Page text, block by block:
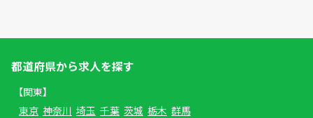
都道府県から求人を探す
【関東】
東京 神奈川 埼玉 千葉 茨城 栃木 群馬